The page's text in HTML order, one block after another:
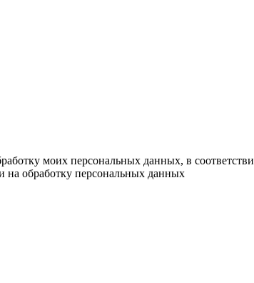
моих персональных данных, в
на обработку персональных данных